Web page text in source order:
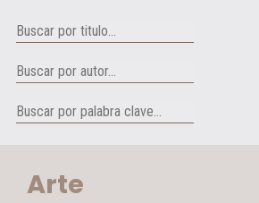
Arte